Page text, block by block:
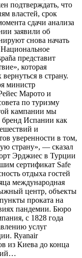
подтверждать, что
властей, срок
сдачи анализа
заявили об
снова начать
представит
которая
в страну.
министр
Марото и
по туризму
кампании мы
бренд Испании как
и
уверенности в том,
страну», — сказал
Эрджиес в Турции
сертификат Safe
отдыха гостей
международная
центр, объекты
проката на
пандемии. Бюро
с 1828 года
услуг
Ryanair
из Киева до конца